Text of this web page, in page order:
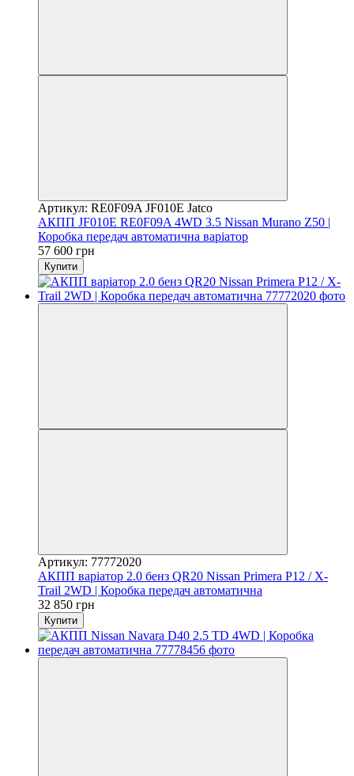
Артикул: RE0F09A JF010E Jatco
АКПП JF010E RE0F09A 4WD 3.5 Nissan Murano Z50 |
Коробка передач автоматична варіатор
57 600 грн
Купити
Артикул: 77772020
АКПП варіатор 2.0 бенз QR20 Nissan Primera P12 / X-
Trail 2WD | Коробка передач автоматична
32 850 грн
Купити